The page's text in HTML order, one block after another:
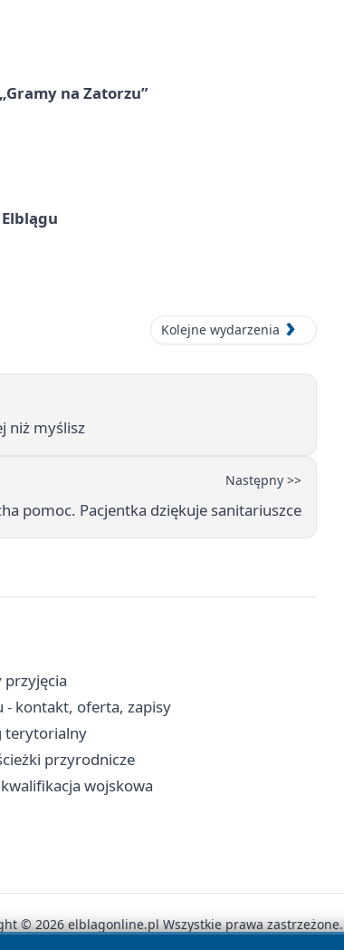
na Zatorzu”
Kolejne wydarzenia
niż myślisz
Następny >>
pomoc. Pacjentka dziękuje sanitariuszce
przyjęcia
- kontakt, oferta, zapisy
terytorialny
przyrodnicze
wojskowa
© 2026 elblagonline.pl Wszystkie prawa zastrzeżone.